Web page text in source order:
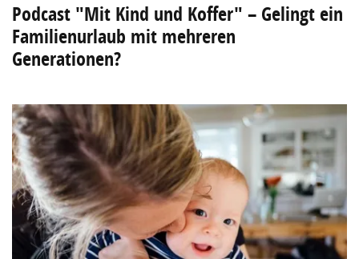
Podcast "Mit Kind und Koffer" – Gelingt ein
Familienurlaub mit mehreren
Generationen?